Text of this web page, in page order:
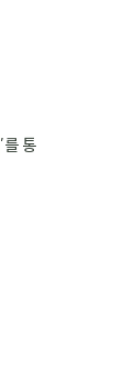
’를 통